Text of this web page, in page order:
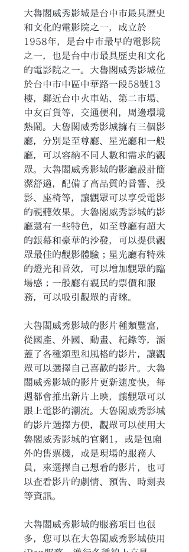
大魯閣威秀影城是台中市最具歷史
和文化的電影院之一，成立於
1958年，是台中市最早的電影院
之一，也是台中市最具歷史和文化
的電影院之一。大魯閣威秀影城位
於台中市中區中華路一段58號13
樓，鄰近台中火車站、第二市場、
中友百貨等，交通便利，周邊環境
熱鬧。大魯閣威秀影城擁有三個影
廳，分別是至尊廳、星光廳和一般
廳，可以容納不同人數和需求的觀
眾。大魯閣威秀影城的影廳設計簡
潔舒適，配備了高品質的音響、投
影、座椅等，讓觀眾可以享受電影
的視聽效果。大魯閣威秀影城的影
廳還有一些特色，如至尊廳有超大
的銀幕和豪華的沙發，可以提供觀
眾最佳的觀影體驗；星光廳有特殊
的燈光和音效，可以增加觀眾的臨
場感；一般廳有親民的票價和服
務，可以吸引觀眾的青睞。
大魯閣威秀影城的影片種類豐富，
從國產、外國、動畫、紀錄等，涵
蓋了各種類型和風格的影片，讓觀
眾可以選擇自己喜歡的影片。大魯
閣威秀影城的影片更新速度快，每
週都會推出新片上映，讓觀眾可以
跟上電影的潮流。大魯閣威秀影城
的影片選擇方便，觀眾可以使用大
魯閣威秀影城的官網1，或是包廂
外的售票機，或是現場的服務人
員，來選擇自己想看的影片，也可
以查看影片的劇情、預告、時刻表
等資訊。
大魯閣威秀影城的服務項目也很
多，您可以在大魯閣威秀影城使用